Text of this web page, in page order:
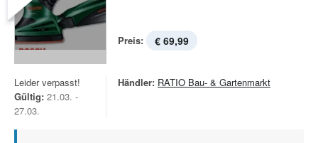
Preis: € 69,99
Leider verpasst!
Gültig: 21.03. -
27.03.
Händler: RATIO Bau- & Gartenmarkt